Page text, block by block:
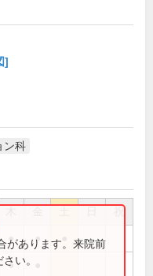
]
ン科
祝
● ●
●
があります。来院前
い。